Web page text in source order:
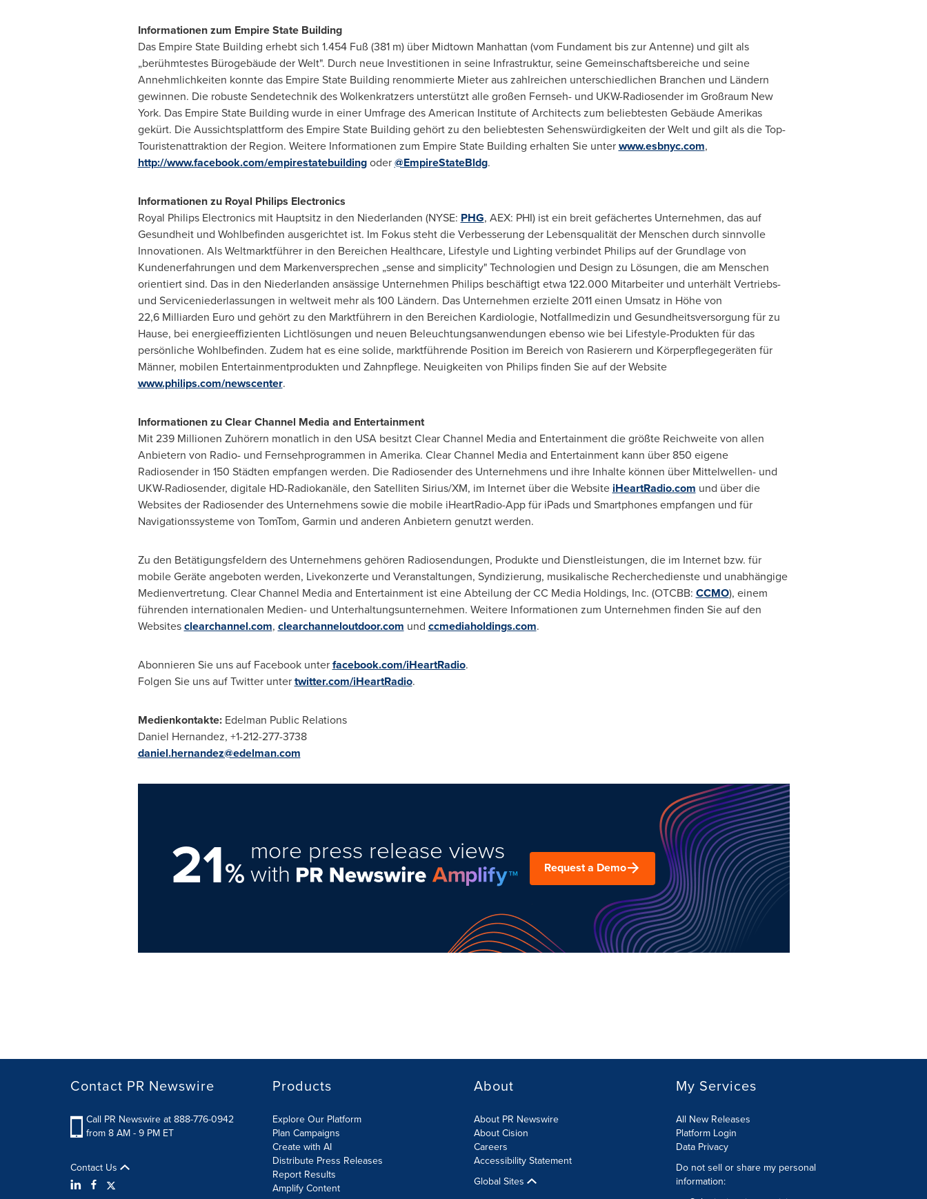
Informationen zum Empire State Building
Das Empire State Building erhebt sich 1.454 Fuß (381 m) über Midtown Manhattan (vom Fundament bis zur Antenne) und gilt als
„berühmtestes Bürogebäude der Welt". Durch neue Investitionen in seine Infrastruktur, seine Gemeinschaftsbereiche und seine
Annehmlichkeiten konnte das Empire State Building renommierte Mieter aus zahlreichen unterschiedlichen Branchen und Ländern
gewinnen. Die robuste Sendetechnik des Wolkenkratzers unterstützt alle großen Fernseh- und UKW-Radiosender im Großraum New
York. Das Empire State Building wurde in einer Umfrage des American Institute of Architects zum beliebtesten Gebäude Amerikas
gekürt. Die Aussichtsplattform des Empire State Building gehört zu den beliebtesten Sehenswürdigkeiten der Welt und gilt als die Top-
Touristenattraktion der Region. Weitere Informationen zum Empire State Building erhalten Sie unterwww.esbnyc.com,
http://www.facebook.com/empirestatebuildingoder@EmpireStateBldg.
Informationen zu Royal Philips Electronics
Royal Philips Electronics mit Hauptsitz in den Niederlanden (NYSE: PHG, AEX: PHI) ist ein breit gefächertes Unternehmen, das auf
Gesundheit und Wohlbefinden ausgerichtet ist. Im Fokus steht die Verbesserung der Lebensqualität der Menschen durch sinnvolle
Innovationen. Als Weltmarktführer in den Bereichen Healthcare, Lifestyle und Lighting verbindet Philips auf der Grundlage von
Kundenerfahrungen und dem Markenversprechen „sense and simplicity" Technologien und Design zu Lösungen, die am Menschen
orientiert sind. Das in den Niederlanden ansässige Unternehmen Philips beschäftigt etwa 122.000 Mitarbeiter und unterhält Vertriebs-
und Serviceniederlassungen in weltweit mehr als 100 Ländern. Das Unternehmen erzielte 2011 einen Umsatz in Höhe von
22,6 Milliarden Euro und gehört zu den Marktführern in den Bereichen Kardiologie, Notfallmedizin und Gesundheitsversorgung für zu
Hause, bei energieeffizienten Lichtlösungen und neuen Beleuchtungsanwendungen ebenso wie bei Lifestyle-Produkten für das
persönliche Wohlbefinden. Zudem hat es eine solide, marktführende Position im Bereich von Rasierern und Körperpflegegeräten für
Männer, mobilen Entertainmentprodukten und Zahnpflege. Neuigkeiten von Philips finden Sie auf der Website
www.philips.com/newscenter.
Informationen zu Clear Channel Media and Entertainment
Mit 239 Millionen Zuhörern monatlich in den USAbesitzt Clear Channel Media and Entertainment die größte Reichweite von allen
Anbietern von Radio- und Fernsehprogrammen in Amerika. Clear Channel Media and Entertainment kann über 850 eigene
Radiosender in 150 Städten empfangen werden. Die Radiosender des Unternehmens und ihre Inhalte können über Mittelwellen- und
UKW-Radiosender, digitale HD-Radiokanäle, den Satelliten Sirius/XM, im Internet über die Website iHeartRadio.com und über die
Websites der Radiosender des Unternehmens sowie die mobile iHeartRadio-App für iPads und Smartphones empfangen und für
Navigationssysteme von TomTom, Garmin und anderen Anbietern genutzt werden.
Zu den Betätigungsfeldern des Unternehmens gehören Radiosendungen, Produkte und Dienstleistungen, die im Internet bzw. für
mobile Geräte angeboten werden, Livekonzerte und Veranstaltungen, Syndizierung, musikalische Recherchedienste und unabhängige
Medienvertretung. Clear Channel Media and Entertainment ist eine Abteilung der CC Media Holdings, Inc. (OTCBB: CCMO), einem
führenden internationalen Medien- und Unterhaltungsunternehmen. Weitere Informationen zum Unternehmen finden Sie auf den
Websitesclearchannel.com, clearchanneloutdoor.com und ccmediaholdings.com.
Abonnieren Sie uns auf Facebook unterfacebook.com/iHeartRadio.
Folgen Sie uns auf Twitter untertwitter.com/iHeartRadio.
Medienkontakte:Edelman Public Relations
Daniel Hernandez, +1-212-277-3738
daniel.hernandez@edelman.com
21%
more press release views
with Request a Demo
Contact PR Newswire
Call PR Newswire at 888-776-0942
from 8 AM - 9 PM ET
Contact Us
Products
Explore Our Platform
Plan Campaigns
Create with AI
Distribute Press Releases
Report Results
Amplify Content
About
About PR Newswire
About Cision
Careers
Accessibility Statement
Global Sites
My Services
All New Releases
Platform Login
Data Privacy
Do not sell or share my personal
information: